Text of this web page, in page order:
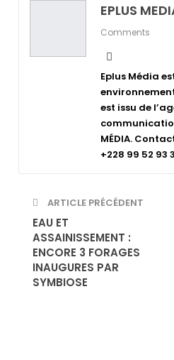
EPLUS
Comments
Eplus Média
est issu de
MÉDIA.
+228 99 52 93
ARTICLE PRÉCÉDENT
EAU ET
ASSAINISSEMENT :
ENCORE 3 FORAGES
INAUGURES PAR
SYMBIOSE